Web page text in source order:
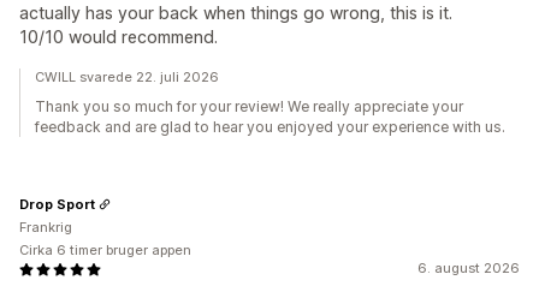
actually has your back when things go wrong, this is it.
10/10 would recommend.
CWILL svarede 22. juli 2026
Thank you so much for your review! We really appreciate your
feedback and are glad to hear you enjoyed your experience with us.
6. august 2026
Drop Sport
Frankrig
Cirka 6 timer bruger appen